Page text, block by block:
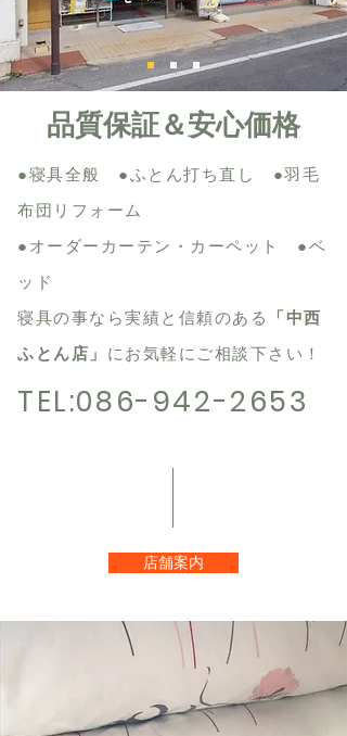
品質保証＆安心価格
●寝具全般 ●ふとん打ち直し ●羽毛
布団リフォーム
●オーダーカーテン・カーペット ●ベ
ッド
寝具の事なら実績と信頼のある 「中西
ふとん店」 にお気軽にご相談下さい！
​TEL:086-942-2653
店舗案内